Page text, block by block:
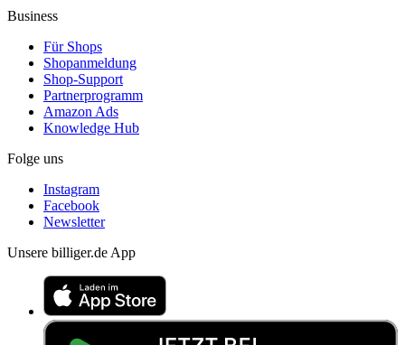
Business
Für Shops
Shopanmeldung
Shop-Support
Partnerprogramm
Amazon Ads
Knowledge Hub
Folge uns
Instagram
Facebook
Newsletter
Unsere billiger.de App